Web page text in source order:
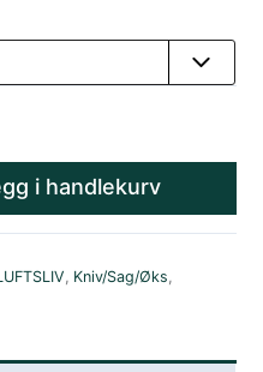
i handlekurv
, Kniv/Sag/Øks,